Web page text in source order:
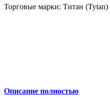
Торговые марки: Титан (Tytan)
Описание полностью